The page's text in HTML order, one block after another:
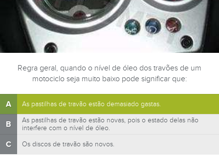
Regra geral, quando o nível de óleo dos travões de um
motociclo seja muito baixo pode significar que:
A As pastilhas de travão estão demasiado gastas.
B
As pastilhas de travão estão novas, pois o estado delas não
interfere com o nível de óleo.
C Os discos de travão são novos.